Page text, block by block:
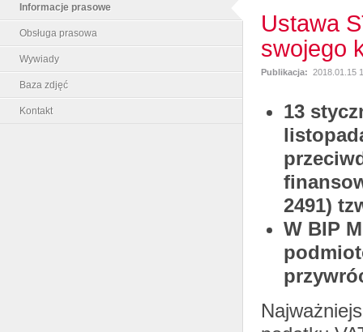
Informacje prasowe
Obsługa prasowa
Wywiady
Baza zdjęć
Kontakt
Ustawa
swojego
Publikacja: 2018.01.15
13
2491)
W BIP